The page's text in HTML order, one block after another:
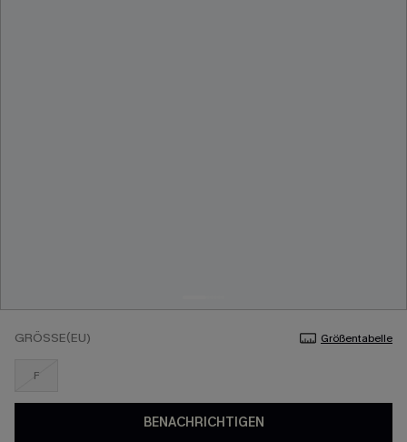
GRÖSSE(EU) Größentabelle
F
BENACHRICHTIGEN